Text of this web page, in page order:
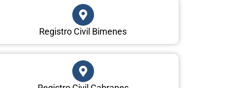
Registro Civil Bimenes